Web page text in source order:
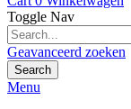
Toggle Nav
Geavanceerd zoeken
Search
Menu